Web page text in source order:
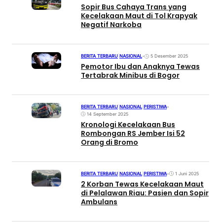
Sopir Bus Cahaya Trans yang
Kecelakaan Maut di Tol Krapyak
Negatif Narkoba
BERITA TERBARU NASIONAL• 5 Desember 2025
Pemotor Ibu dan Anaknya Tewas
Tertabrak Minibus di Bogor
BERITA TERBARU NASIONAL PERISTIWA•
14 September 2025
Kronologi Kecelakaan Bus
Rombongan RS Jember Isi 52
Orang di Bromo
BERITA TERBARU NASIONAL PERISTIWA• 1 Juni 2025
2 Korban Tewas Kecelakaan Maut
di Pelalawan Riau: Pasien dan Sopir
Ambulans